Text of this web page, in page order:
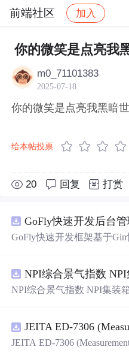
前端社区 加入
社区 前端社区 感
你的微笑是点亮我
m0_71101383
2025-07-18
你的微笑是点亮我黑暗
给本帖投票
20 回复 打赏
GoFly快速开发后台
GoFly快速开发框架基于
管理后台等。api文档管理
成 CRUD前后端代码丰富组
大道至简思想，接口单层设
码可读性和可维护性好、得
发都很优秀、需要硬件资源
NPI综合景气指数 NPI集装
JEITA ED-7306